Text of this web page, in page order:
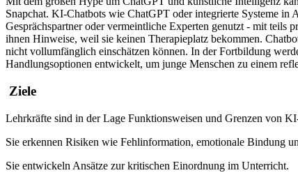
Snapchat. KI-Chatbots wie ChatGPT oder integrierte Systeme
Gesprächspartner oder vermeintliche Experten genutzt - mit teils
ihnen Hinweise, weil sie keinen Therapieplatz bekommen.
nicht vollumfänglich einschätzen können. In der Fortbildung
Handlungsoptionen entwickelt, um junge Menschen zu einem
Ziele
Lehrkräfte sind in der Lage Funktionsweisen und Grenzen von
Sie erkennen Risiken wie Fehlinformation, emotionale Bindung
Sie entwickeln Ansätze zur kritischen Einordnung im Unterricht.